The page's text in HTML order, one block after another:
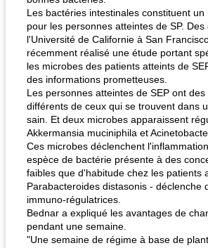
Les bactéries intestinales constituent
pour les personnes atteintes de SP.
l'Université de Californie à San
récemment réalisé une étude portant
les microbes des patients atteints de
des informations prometteuses.
Les personnes atteintes de SEP ont
différents de ceux qui se trouvent dans
sain. Et deux microbes apparaissent
Akkermansia muciniphila et
Ces microbes déclenchent
espèce de bactérie présente à des
faibles que d'habitude chez les patients
Parabacteroides distasonis - déclenche
immuno-régulatrices.
Bednar a expliqué les avantages de
pendant une semaine.
"Une semaine de régime à base de